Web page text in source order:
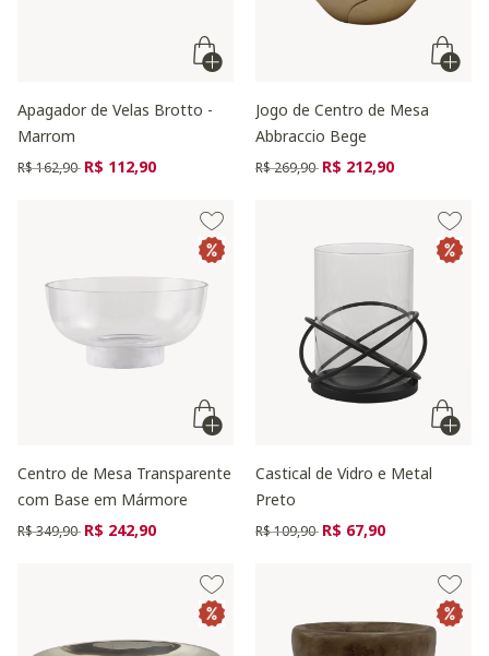
Apagador de Velas Brotto -
Marrom
Preço reduzido de
R$ 162,90 para
R$ 112,90
Jogo de Centro de Mesa
Abbraccio Bege
Preço reduzido de
R$ 269,90 para
R$ 212,90
Centro de Mesa Transparente
com Base em Mármore
Preço reduzido de
R$ 349,90 para
R$ 242,90
Castical de Vidro e Metal
Preto
Preço reduzido de
R$ 109,90 para
R$ 67,90